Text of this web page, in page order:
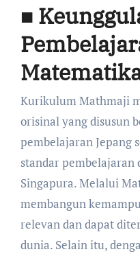
■
Kurikulum Mathmaji
orisinal yang disusun
pembelajaran Jepang
standar pembelajaran
Singapura. Melalui
membangun
relevan dan dapat
dunia. Selain itu,